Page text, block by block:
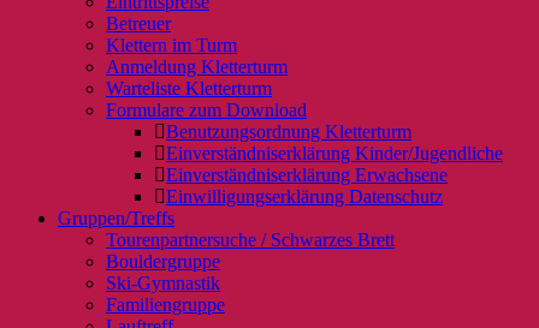
Betreuer
Klettern im Turm
Anmeldung Kletterturm
Warteliste Kletterturm
Formulare zum Download
Benutzungsordnung Kletterturm
Einverständniserklärung Kinder/Jugendliche
Einverständniserklärung Erwachsene
Einwilligungserklärung Datenschutz
Gruppen/Treffs
Tourenpartnersuche / Schwarzes Brett
Bouldergruppe
Ski-Gymnastik
Familiengruppe